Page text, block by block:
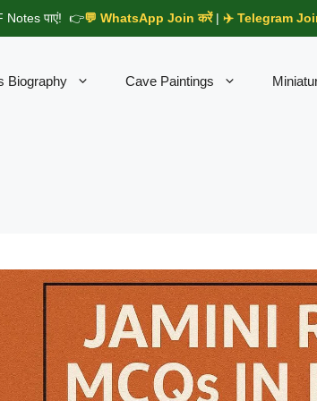
Notes पाएं! 👉💬 WhatsApp Join करें| ✈️ Telegram
Biography Cave Paintings